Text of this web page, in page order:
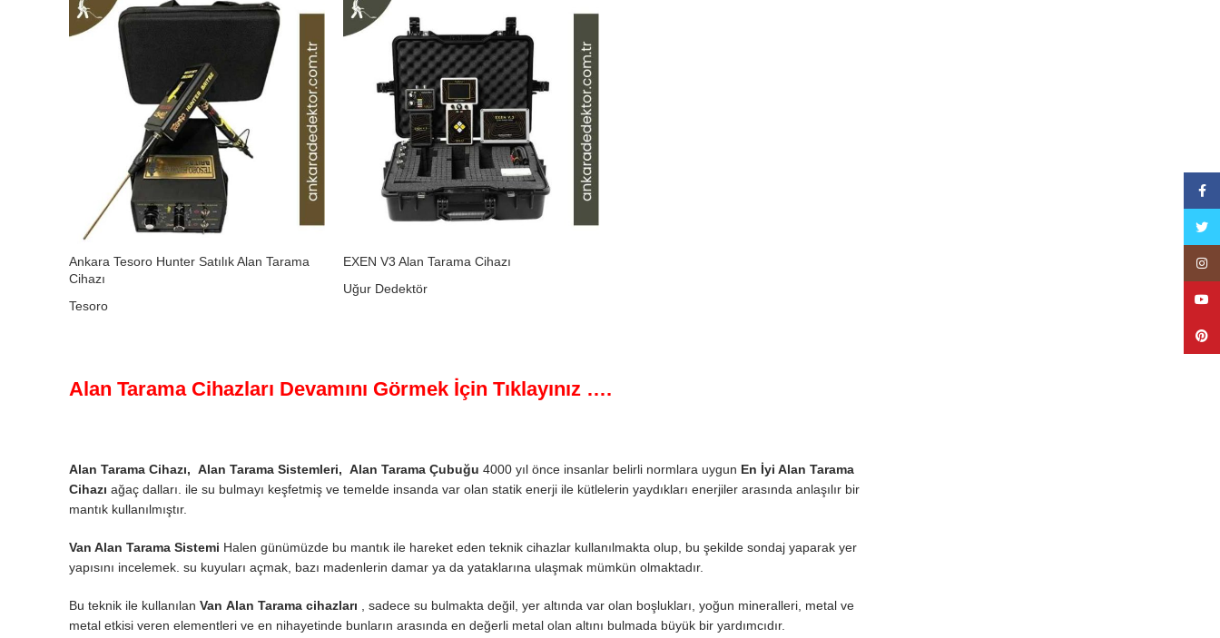
Ankara Tesoro Hunter Satılık Alan Tarama
Cihazı
Tesoro
EXEN V3 Alan Tarama Cihazı
Uğur Dedektör
Alan Tarama Cihazları Devamını Görmek İçin Tıklayınız ….
Alan Tarama Cihazı, Alan Tarama Sistemleri, Alan Tarama Çubuğu 4000 yıl önce insanlar belirli normlara uygun En İyi Alan Tarama
Cihazı ağaç dalları. ile su bulmayı keşfetmiş ve temelde insanda var olan statik enerji ile kütlelerin yaydıkları enerjiler arasında anlaşılır bir
mantık kullanılmıştır.
Van Alan Tarama Sistemi Halen günümüzde bu mantık ile hareket eden teknik cihazlar kullanılmakta olup, bu şekilde sondaj yaparak yer
yapısını incelemek. su kuyuları açmak, bazı madenlerin damar ya da yataklarına ulaşmak mümkün olmaktadır.
Bu teknik ile kullanılan Van Alan Tarama cihazları , sadece su bulmakta değil, yer altında var olan boşlukları, yoğun mineralleri, metal ve
metal etkisi veren elementleri ve en nihayetinde bunların arasında en değerli metal olan altını bulmada büyük bir yardımcıdır.